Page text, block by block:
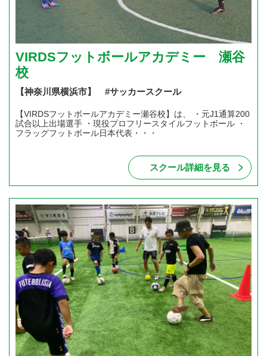
VIRDSフットボールアカデミー 瀬谷
校
【神奈川県横浜市】 #サッカースクール
【VIRDSフットボールアカデミー瀬谷校】は、 ・元J1通算200
試合以上出場選手 ・現役プロフリースタイルフットボール ・
フラッグフットボール日本代表・・・
スクール詳細を見る